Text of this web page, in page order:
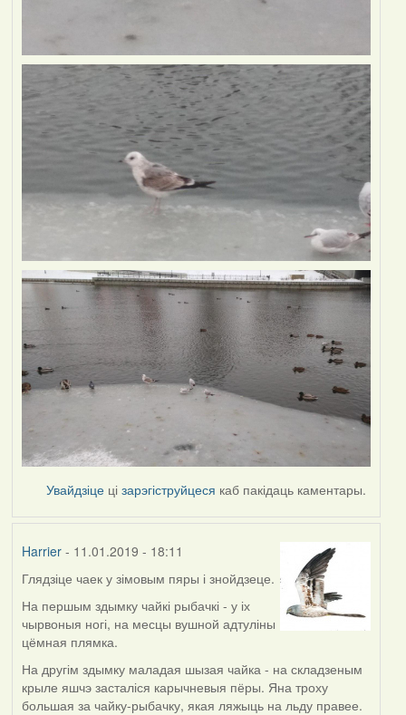
Увайдзіце цізарэгіструйцеся каб пакідаць каментары.
Harrier- 11.01.2019 - 18:11
In
reply
to
by
Глядзіце чаек у зімовым пяры і знойдзеце.
На першым здымку чайкі рыбачкі - у іх
чырвоныя ногі, на месцы вушной адтуліны
цёмная плямка.
На другім здымку маладая шызая чайка - на складзеным
крыле яшчэ засталіся карычневыя пёры. Яна троху
большая за чайку-рыбачку, якая ляжыць на льду правее.